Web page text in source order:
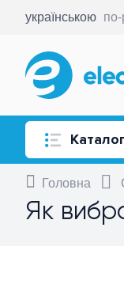
українською по-
Головна
Як